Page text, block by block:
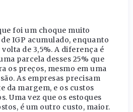
foi um choque muito
IGP acumulado, enquanto
de 3,5%. A diferença é
parcela desses 25% que
os preços, mesmo em uma
As empresas precisam
da margem, e os custos
Uma vez que os estoques
é um outro custo, maior.